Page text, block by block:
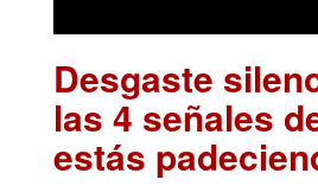
Desgaste
las 4 señales
estás